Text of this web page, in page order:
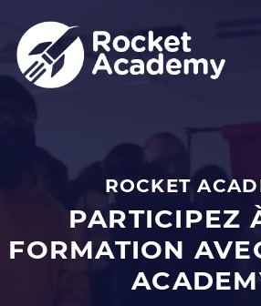
PARTICIPEZ
FORMATION